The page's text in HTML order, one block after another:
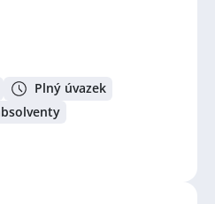
Plný úvazek